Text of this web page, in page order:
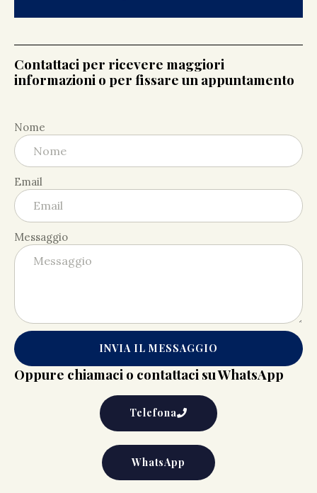
Contattaci per ricevere maggiori
informazioni o per fissare un appuntamento
Nome
Email
Messaggio
INVIA IL MESSAGGIO
Oppure chiamaci o contattaci su WhatsApp
Telefona
WhatsApp